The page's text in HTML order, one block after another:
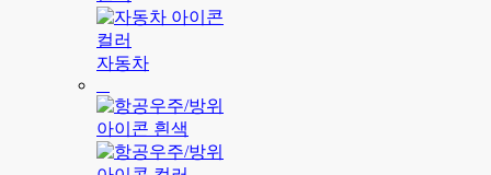
자동차